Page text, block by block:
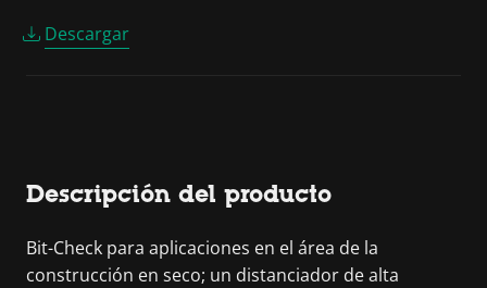
Descargar
Descripción del producto
Bit-Check para aplicaciones en el área de la
construcción en seco; un distanciador de alta